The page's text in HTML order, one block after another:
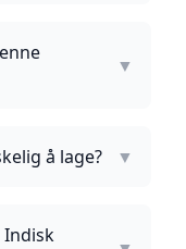
▼
å lage? ▼
Indisk